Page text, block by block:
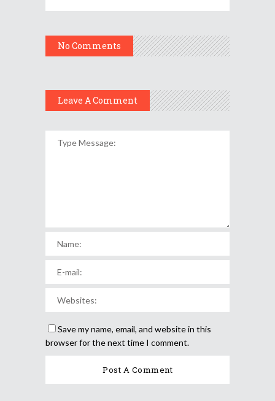
No Comments
Leave A Comment
Save my name, email, and website in this
browser for the next time I comment.